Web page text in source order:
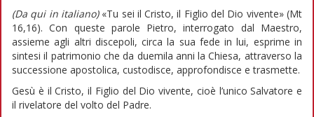
(Da qui in italiano) «Tu sei il Cristo, il Figlio del Dio vivente» (Mt
16,16). Con queste parole Pietro, interrogato dal Maestro,
assieme agli altri discepoli, circa la sua fede in lui, esprime in
sintesi il patrimonio che da duemila anni la Chiesa, attraverso la
successione apostolica, custodisce, approfondisce e trasmette.
Gesù è il Cristo, il Figlio del Dio vivente, cioè l’unico Salvatore e
il rivelatore del volto del Padre.